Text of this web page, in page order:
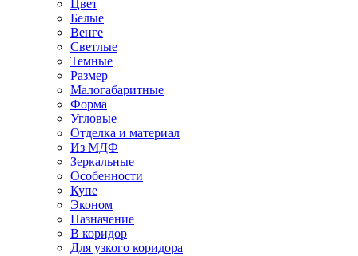
Цвет
Белые
Венге
Светлые
Темные
Размер
Малогабаритные
Форма
Угловые
Отделка и материал
Из МДФ
Зеркальные
Особенности
Купе
Эконом
Назначение
В коридор
Для узкого коридора